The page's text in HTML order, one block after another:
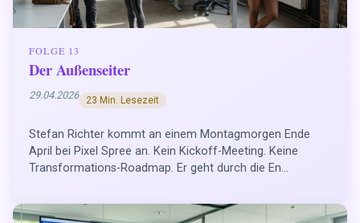
FOLGE 13
Der Außenseiter
29.04.2026 23 Min. Lesezeit
Stefan Richter kommt an einem Montagmorgen Ende
April bei Pixel Spree an. Kein Kickoff-Meeting. Keine
Transformations-Roadmap. Er geht durch die En...